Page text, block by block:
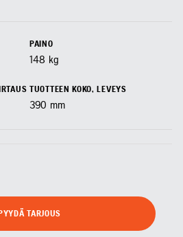
PAINO
148 kg
TUOTTEEN KOKO, LEVEYS
390 mm
TARJOUS